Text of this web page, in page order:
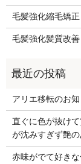
毛髪強化縮毛矯正
毛髪強化髪質改
アリエ移転のお
直ぐに色が抜け
が沈みすぎず艶の
赤味がでて好き